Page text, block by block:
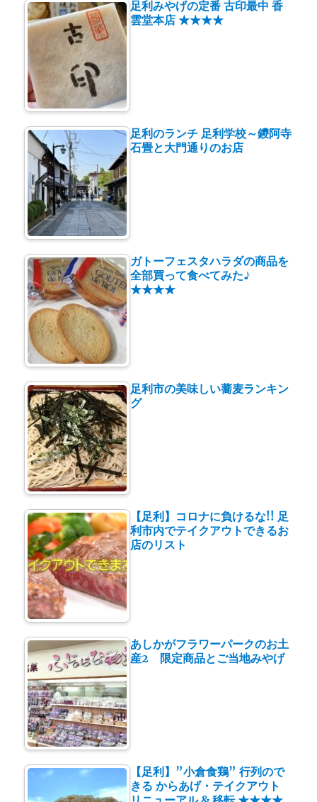
足利みやげの定番 古印最中 香
雲堂本店 ★★★★
足利のランチ 足利学校～鑁阿寺
石畳と大門通りのお店
ガトーフェスタハラダの商品を
全部買って食べてみた♪
★★★★
足利市の美味しい蕎麦ランキン
グ
【足利】コロナに負けるな!! 足
利市内でテイクアウトできるお
店のリスト
あしかがフラワーパークのお土
産2 限定商品とご当地みやげ
【足利】”小倉食鶏” 行列ので
きる からあげ・テイクアウト